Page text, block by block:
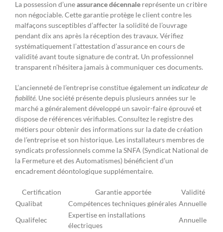
La possession d’uneassurance décennale représente un critère
non négociable. Cette garantie protège le client contre les
malfaçons susceptibles d’affecter la solidité de l’ouvrage
pendant dix ans après la réception des travaux. Vérifiez
systématiquement l’attestation d’assurance en cours de
validité avant toute signature de contrat. Un professionnel
transparent n’hésitera jamais à communiquer ces documents.
L’ancienneté de l’entreprise constitue égalementun indicateur de
fiabilité. Une société présente depuis plusieurs années sur le
marché a généralement développé un savoir-faire éprouvé et
dispose de références vérifiables. Consultez le registre des
métiers pour obtenir des informations sur la date de création
de l’entreprise et son historique. Les installateurs membres de
syndicats professionnels comme la SNFA (Syndicat National de
la Fermeture et des Automatismes) bénéficient d’un
encadrement déontologique supplémentaire.
Certification Garantie apportée
Validité
Qualibat
Compétences techniques générales Annuelle
Qualifelec
Expertise en installations
électriques
Annuelle